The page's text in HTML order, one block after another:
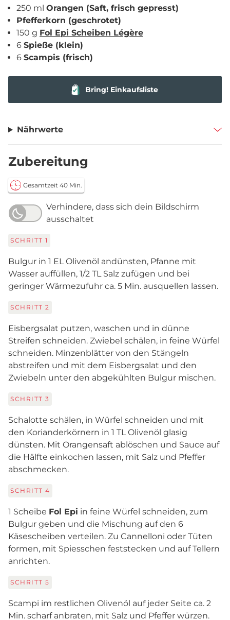
250 ml Orangen (Saft, frisch gepresst)
Pfefferkorn (geschrotet)
150 g Fol Epi Scheiben Légère
6 Spieße (klein)
6 Scampis (frisch)
Bring! Einkaufsliste
Nährwerte
Zubereitung
Gesamtzeit 40 Min.
Verhindere, dass sich dein Bildschirm
ausschaltet
SCHRITT 1
Bulgur in 1 EL Olivenöl andünsten, Pfanne mit
Wasser auffüllen, 1/2 TL Salz zufügen und bei
geringer Wärmezufuhr ca. 5 Min. ausquellen lassen.
SCHRITT 2
Eisbergsalat putzen, waschen und in dünne
Streifen schneiden. Zwiebel schälen, in feine Würfel
schneiden. Minzenblätter von den Stängeln
abstreifen und mit dem Eisbergsalat und den
Zwiebeln unter den abgekühlten Bulgur mischen.
SCHRITT 3
Schalotte schälen, in Würfel schneiden und mit
den Korianderkörnern in 1 TL Olivenöl glasig
dünsten. Mit Orangensaft ablöschen und Sauce auf
die Hälfte einkochen lassen, mit Salz und Pfeffer
abschmecken.
SCHRITT 4
1 Scheibe Fol Epi in feine Würfel schneiden, zum
Bulgur geben und die Mischung auf den 6
Käsescheiben verteilen. Zu Cannelloni oder Tüten
formen, mit Spiesschen feststecken und auf Tellern
anrichten.
SCHRITT 5
Scampi im restlichen Olivenöl auf jeder Seite ca. 2
Min. scharf anbraten, mit Salz und Pfeffer würzen.